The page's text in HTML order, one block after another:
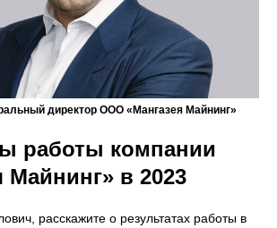
директор ООО «Мангазея Майнинг»
работы компании
Майнинг» в 2023
расскажите о результатах работы в